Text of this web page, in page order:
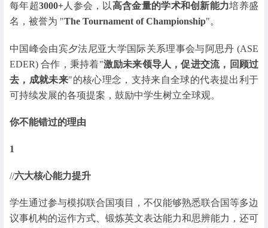
每年超3000+人参会，以高含金量的学术和创新能力培养盛
名，被誉为 "The Tournament of Championship"。
中国峰会由宾夕法尼亚大学国际关系理事会与阿思丹 (ASE
EDER) 合作，秉持着"激励未来领导人，促进交流，回顾过
去，成就未来"的核心理念，支持来自全球的代表提出利于
可持续发展的各项提案，鼓励中学生树立全球观。
你不能错过的理由
1
//六大核心能力提升
学生通过参与模拟联合国项目，不仅能够熟悉联合国等多边
议事机构的运作方式、锻炼英文表达能力和思辨能力，还可